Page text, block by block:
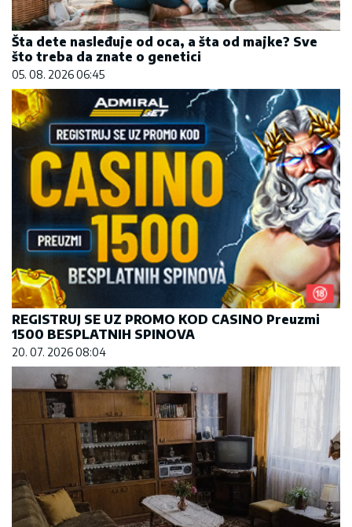
Šta dete nasleđuje od oca, a šta od majke? Sve
što treba da znate o genetici
05. 08. 2026 06:45
REGISTRUJ SE UZ PROMO KOD CASINO Preuzmi
1500 BESPLATNIH SPINOVA
20. 07. 2026 08:04